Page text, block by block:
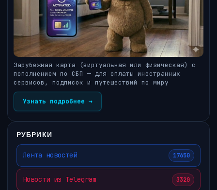
Зарубежная карта (виртуальная или физическая) с
пополнением по СБП — для оплаты иностранных
сервисов, подписок и путешествий по миру
Узнать подробнее →
РУБРИКИ
Лента новостей 17650
Новости из Telegram 3320